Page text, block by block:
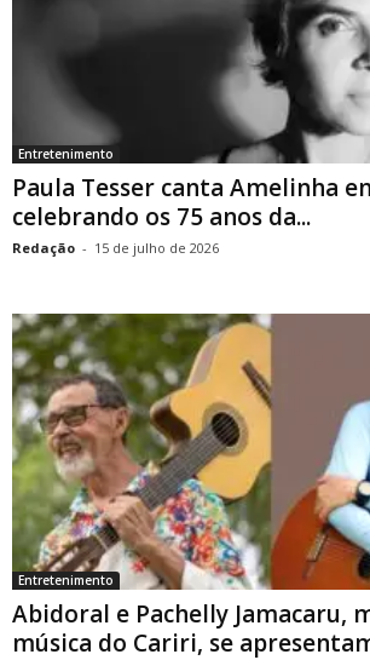
Entretenimento
Paula Tesser canta Amelinha
celebrando os 75 anos da...
Redação - 15 de julho de 2026
Entretenimento
Abidoral e Pachelly Jamacaru,
música do Cariri, se